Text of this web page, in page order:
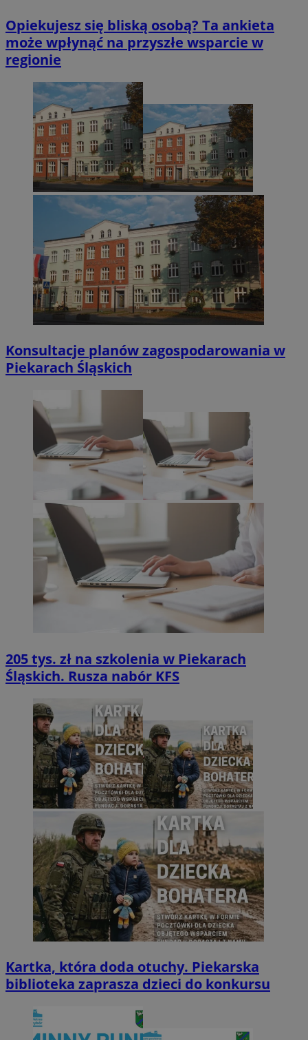
Opiekujesz się bliską osobą? Ta ankieta
może wpłynąć na przyszłe wsparcie w
regionie
Konsultacje planów zagospodarowania w
Piekarach Śląskich
205 tys. zł na szkolenia w Piekarach
Śląskich. Rusza nabór KFS
Kartka, która doda otuchy. Piekarska
biblioteka zaprasza dzieci do konkursu